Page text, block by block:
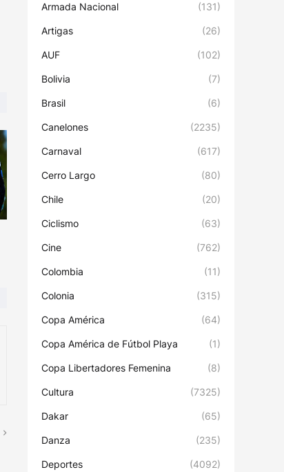
Armada Nacional (131)
Artigas (26)
AUF (102)
Bolivia (7)
Brasil (6)
Canelones (2235)
Carnaval (617)
Cerro Largo (80)
Chile (20)
Ciclismo (63)
Cine (762)
Colombia (11)
Colonia (315)
Copa América (64)
Copa América de Fútbol Playa (1)
Copa Libertadores Femenina (8)
Cultura (7325)
Dakar (65)
Danza (235)
Deportes (4092)